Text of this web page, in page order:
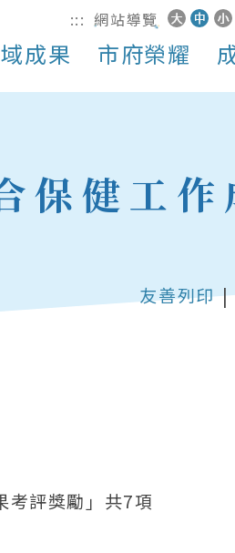
::: 網站導覽
成果 市府榮耀
保健工作
友善列印 |
考評獎勵」共7項